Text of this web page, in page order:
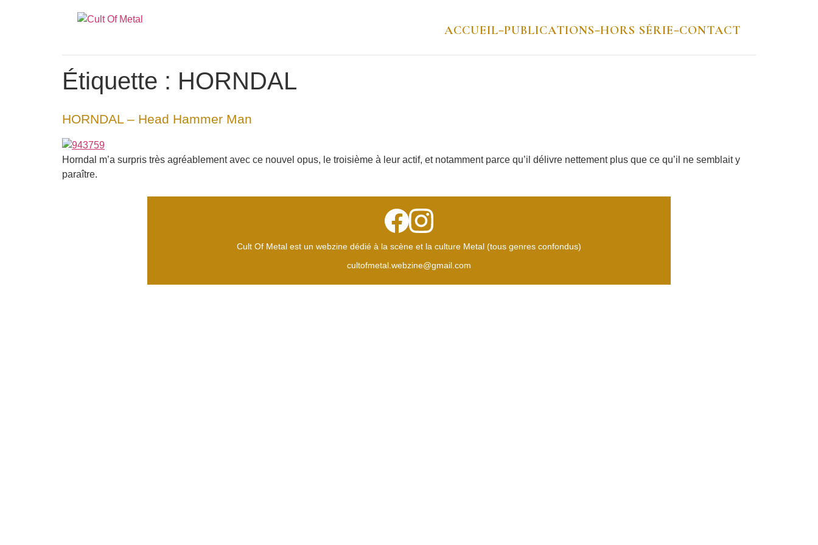
ACCUEIL–PUBLICATIONS–HORS SÉRIE–CONTACT
Étiquette : HORNDAL
HORNDAL – Head Hammer Man
Horndal m’a surpris très agréablement avec ce nouvel opus, le troisième à leur actif, et notamment parce qu’il délivre nettement plus que ce qu’il ne semblait y
paraître.
Cult Of Metal est un webzine dédié à la scène et la culture Metal (tous genres confondus)
cultofmetal.webzine@gmail.com